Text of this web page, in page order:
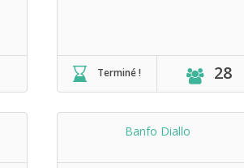
Terminé ! 28
Banfo Diallo